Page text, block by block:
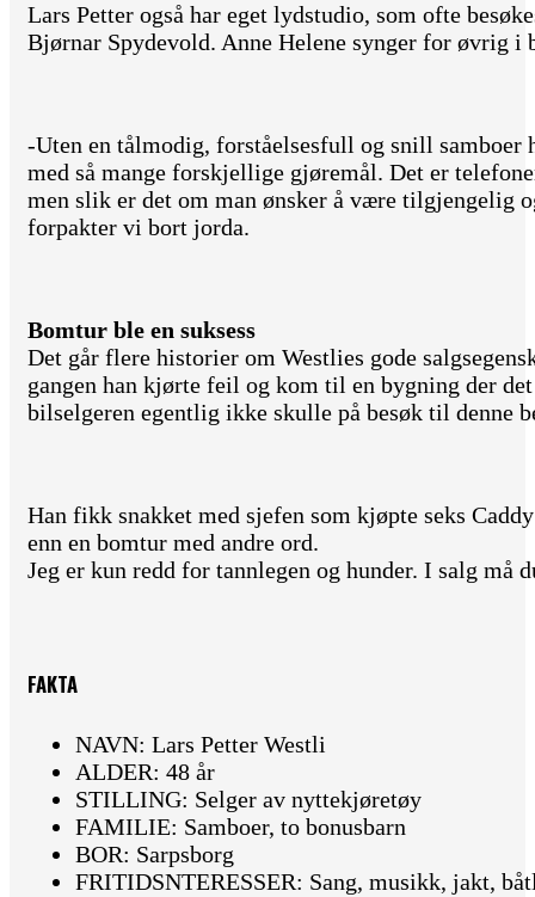
Lars Petter også har eget lydstudio, som ofte
Bjørnar Spydevold. Anne Helene synger for øvrig i
-Uten en tålmodig, forståelsesfull og snill samboer
med så mange forskjellige gjøremål. Det er
men slik er det om man ønsker å være tilgjengelig
forpakter vi bort jorda.
Bomtur ble en suksess
Det går flere historier om Westlies gode
gangen han kjørte feil og kom til en bygning der
bilselgeren egentlig ikke skulle på besøk til denne
Han fikk snakket med sjefen som kjøpte seks
enn en bomtur med andre ord.
Jeg er kun redd for tannlegen og hunder. I salg må
FAKTA
NAVN: Lars Petter Westli
ALDER: 48 år
STILLING: Selger av nyttekjøretøy
FAMILIE: Samboer, to bonusbarn
BOR: Sarpsborg
FRITIDSNTERESSER: Sang, musikk, jakt,